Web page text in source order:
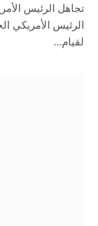
تجاهل الرئيس
الرئيس الأمريكي
لقيام…